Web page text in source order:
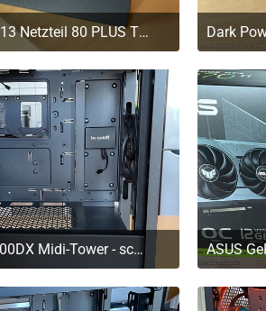
Dark Power 13 Netzteil 80 PLUS Titanium, ATX 3.0 - 850 Watt
März 2023 um 11:20
Pure Base 500DX Midi-Tower - schwarz
März 2023 um 11:20